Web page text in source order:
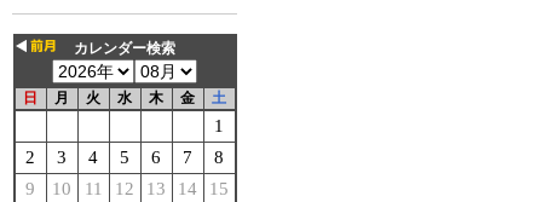
カレンダー検索
日 月 火 水 木 金 土
1
2
3 4 5 6 7
8
9
10 11 12 13 14
15